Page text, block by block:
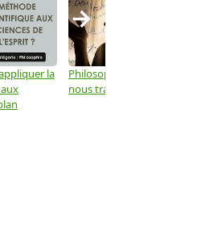
la
Philosophie: Le langage
nous trahir ? (plan détaillé)
→